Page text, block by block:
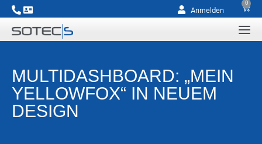
Anmelden
0
MULTIDASHBOARD: „MEIN
YELLOWFOX“ IN NEUEM
DESIGN